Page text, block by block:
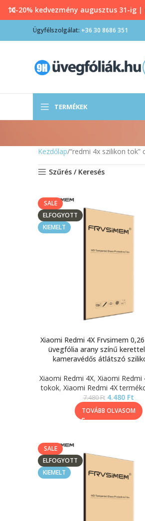
Ügyfélszolgálat: +36 30 8686 351
TERMÉKEK
Kezdőlap “redmi 4x szilikon
Szűrés / Keresés
SALE
ELFOGYOTT
KIEMELT
Xiaomi Redmi 4X Frvsimem
üvegfólia arany színű
kameravédős átlátszó
Xiaomi Redmi 4X, Xiaomi Redmi
tokok, Xiaomi Redmi 4X
7.480Ft 4.480 Ft
TOVÁBB OLVASOM
SALE
ELFOGYOTT
KIEMELT
10-20% kedvezmény augusztus 31-ig |